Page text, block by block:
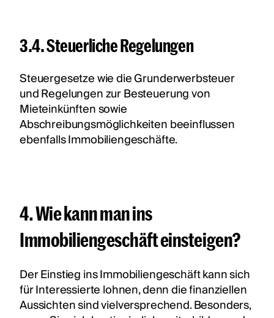
3.4. Steuerliche Regelungen
Steuergesetze wie die Grunderwerbsteuer
und Regelungen zur Besteuerung von
Mieteinkünften sowie
Abschreibungsmöglichkeiten beeinflussen
ebenfalls Immobiliengeschäfte.
4. Wie kann man ins
Immobiliengeschäft einsteigen?
Der Einstieg ins Immobiliengeschäft kann sich
für Interessierte lohnen, denn die finanziellen
Aussichten sind vielversprechend. Besonders,